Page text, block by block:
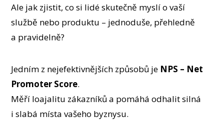
Ale jak zjistit, co si lidé skutečně myslí o vaší
službě nebo produktu – jednoduše, přehledně
a pravidelně?
Jedním z nejefektivnějších způsobů je NPS – Net
Promoter Score.
Měří loajalitu zákazníků a pomáhá odhalit silná
i slabá místa vašeho byznysu.